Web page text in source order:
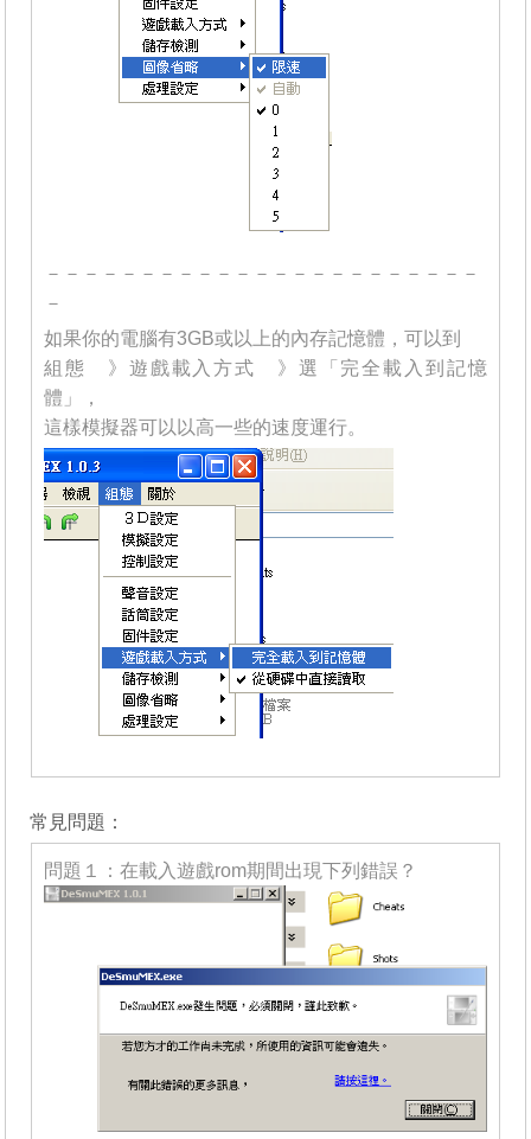
－－－－－－－－－－－－－－－－－－－－－－－
－
如果你的電腦有3GB或以上的內存記憶體，可以到
組態 》遊戲載入方式 》選「完全載入到記憶
體」，
這樣模擬器可以以高一些的速度運行。
常見問題：
問題１：在載入遊戲rom期間出現下列錯誤？